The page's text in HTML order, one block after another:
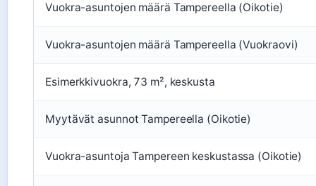
Vuokra-asuntojen määrä Tampereella (Oikotie)
Vuokra-asuntojen määrä Tampereella (Vuokraovi)
Esimerkkivuokra, 73 m², keskusta
Myytävät asunnot Tampereella (Oikotie)
Vuokra-asuntoja Tampereen keskustassa (Oikotie)